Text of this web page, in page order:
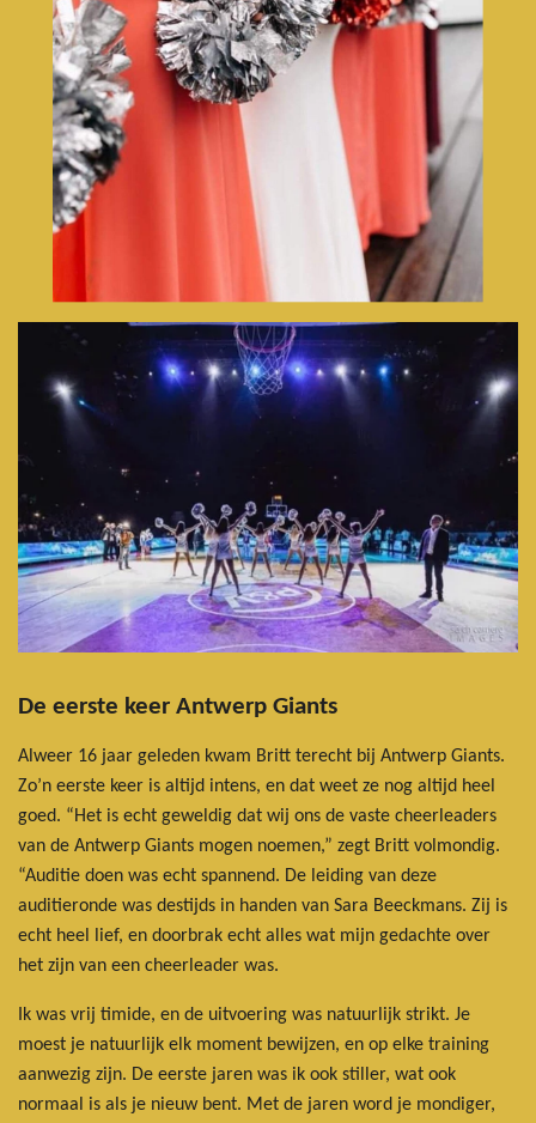
De eerste keer Antwerp Giants
Alweer 16 jaar geleden kwam Britt terecht bij Antwerp Giants.
Zo’n eerste keer is altijd intens, en dat weet ze nog altijd heel
goed. “Het is echt geweldig dat wij ons de vaste cheerleaders
van de Antwerp Giants mogen noemen,” zegt Britt volmondig.
“Auditie doen was echt spannend. De leiding van deze
auditieronde was destijds in handen van Sara Beeckmans. Zij is
echt heel lief, en doorbrak echt alles wat mijn gedachte over
het zijn van een cheerleader was.
Ik was vrij timide, en de uitvoering was natuurlijk strikt. Je
moest je natuurlijk elk moment bewijzen, en op elke training
aanwezig zijn. De eerste jaren was ik ook stiller, wat ook
normaal is als je nieuw bent. Met de jaren word je mondiger,